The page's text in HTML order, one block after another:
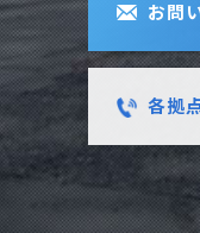
お問
各拠